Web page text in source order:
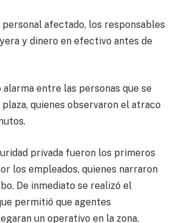
personal afectado, los responsables
y dinero en efectivo antes de
alarma entre las personas que se
quienes observaron el atraco
privada fueron los primeros
los empleados, quienes narraron
De inmediato se realizó el
permitió que agentes
un operativo en la zona.